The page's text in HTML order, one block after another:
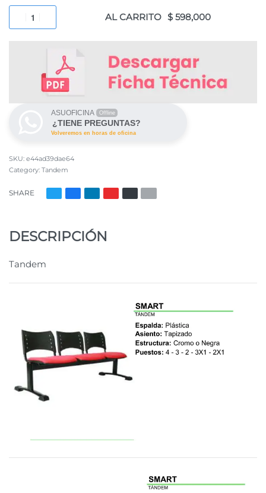
AL CARRITO
ASUOFICINA Offline
¿TIENE PREGUNTAS?
Volveremos en horas de oficina
e44ad39dae64
Category: Tandem
SHARE
DESCRIPCIÓN
Tandem